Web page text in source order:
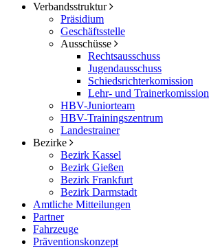
Verbandsstruktur
Präsidium
Geschäftsstelle
Ausschüsse
Rechtsausschuss
Jugendausschuss
Schiedsrichterkomission
Lehr- und Trainerkomission
HBV-Juniorteam
HBV-Trainingszentrum
Landestrainer
Bezirke
Bezirk Kassel
Bezirk Gießen
Bezirk Frankfurt
Bezirk Darmstadt
Amtliche Mitteilungen
Partner
Fahrzeuge
Präventionskonzept